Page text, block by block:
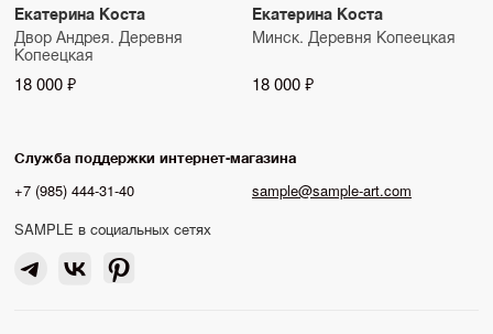
Екатерина Коста
Двор Андрея. Деревня
Копеецкая
18 000 ₽
Екатерина Коста
Минск. Деревня Копеецкая
18 000 ₽
Служба поддержки интернет-магазина
+7 (985) 444-31-40
sample@sample-art.com
SAMPLE в социальных сетях